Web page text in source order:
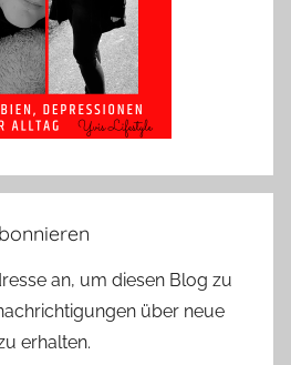
an, um diesen Blog zu
über neue
erhalten.